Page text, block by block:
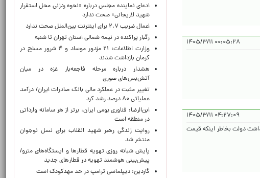
۰۰:۰۵:۲۸ ۱۴۰۵/۳/۱۱
۰۴:۲۷:۰۹ ۱۴۰۵/۳/۱۱
دولت بخاطر اینکه قیمت
ادعای نماینده مجلس درباره «نحوه ردزنی محل استقرار
شهید لاریجانی» صحت ندارد
اعمال ضریب ۲.۷ برای اینترنت بین‌الملل صحت ندارد
رگبار پراکنده در نیمه شمالی استان تهران تا شنبه
وزارت اطلاعات: ۲۱ مزدور موساد و ۴ شرور مسلح در
کرمان بازداشت شدند
هشدار درباره مرحله فاجعه‌بار غزه در میان
آتش‌بس‌های صوری
تغییر مثبت در عملکرد مالی بانک صادرات ایران/ درآمد
عملیاتی ۸۰ درصد رشد کرد
ابن‌الرضا: فناوری بومی ایران، برتر از هر سامانه وارداتی
در منطقه است
روایت زندگی رهبر شهید انقلاب برای نسل نوجوان
منتشر شد
پایش شبانه روزی تهویه قطارها و ایستگاه‌های مترو/
پیش‌بینی هوشمند تهویه در قطارهای جدید
گاردین: دیپلماسی ترامپ در حد مهدکودک است